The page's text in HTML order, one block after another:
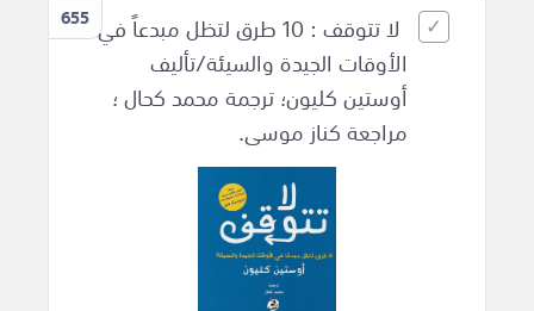
655 لا تتوقف : 10 طرق لتظل مبدعاً في
الأوقات الجيدة والسيئة/تأليف
أوستين كليون؛ ترجمة محمد كحال ؛
مراجعة كناز موسى.